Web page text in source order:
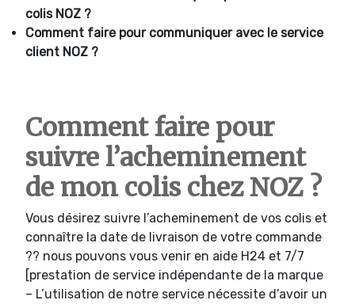
colis NOZ ?
Comment faire pour communiquer avec le service
client NOZ ?
Comment faire pour
suivre l’acheminement
de mon colis chez NOZ ?
Vous désirez suivre l’acheminement de vos colis et
connaître la date de livraison de votre commande
?? nous pouvons vous venir en aide H24 et 7/7
[prestation de service indépendante de la marque
– L’utilisation de notre service nécessite d’avoir un